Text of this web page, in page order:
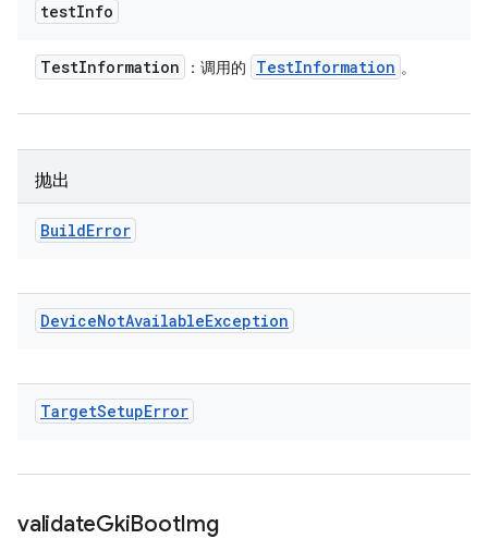
testInfo
TestInformation ：调用的 TestInformation 。
抛出
BuildError
DeviceNotAvailableException
TargetSetupError
validateGkiBootImg